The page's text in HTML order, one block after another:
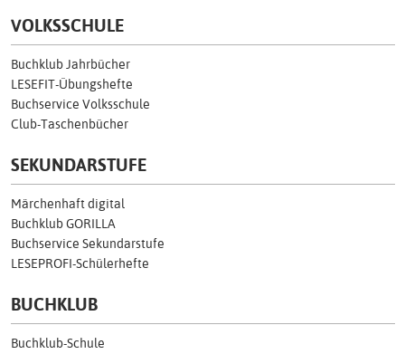
VOLKSSCHULE
Buchklub Jahrbücher
LESEFIT-Übungshefte
Buchservice Volksschule
Club-Taschenbücher
SEKUNDARSTUFE
Märchenhaft digital
Buchklub GORILLA
Buchservice Sekundarstufe
LESEPROFI-Schülerhefte
BUCHKLUB
Buchklub-Schule